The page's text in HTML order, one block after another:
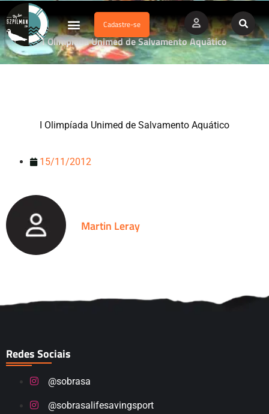
Cadastre-se
I Olimpíada Unimed de Salvamento Aquático
I Olimpíada Unimed de Salvamento Aquático
15/11/2012
Martin Leray
Redes Sociais
@sobrasa
@sobrasalifesavingsport